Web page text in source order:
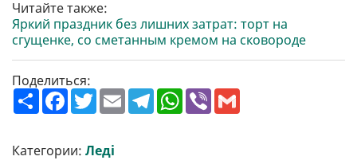
Читайте также:
Яркий праздник без лишних затрат: торт на
сгущенке, со сметанным кремом на сковороде
Поделиться:
П
о
р
и
F
a
b
o
T
w
t
e
E
m
T
e
W
h
V
Категории: Леді